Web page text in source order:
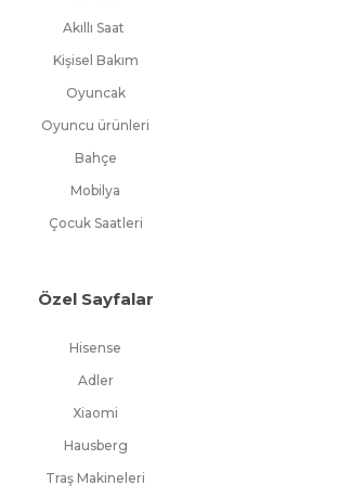
Akıllı Saat
Kişisel Bakım
Oyuncak
Oyuncu ürünleri
Bahçe
Mobilya
Çocuk Saatleri
Özel Sayfalar
Hisense
Adler
Xiaomi
Hausberg
Traş Makineleri